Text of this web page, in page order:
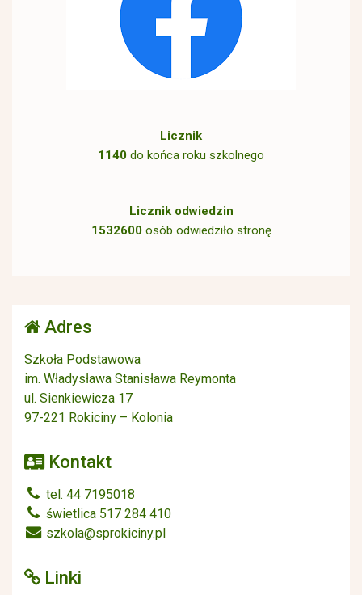
Licznik
1140 do końca roku szkolnego
Licznik odwiedzin
1532600osób odwiedziło stronę
Adres
Szkoła Podstawowa
im. Władysława Stanisława Reymonta
ul. Sienkiewicza 17
97-221 Rokiciny – Kolonia
Kontakt
tel. 44 7195018
świetlica 517 284 410
szkola@sprokiciny.pl
Linki